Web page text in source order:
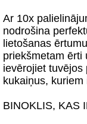
Ar 10x
nodrošina
lietošanas
priekšmetam ērti
ievērojiet tuvējos
kukaiņus,
BINOKLIS, KAS